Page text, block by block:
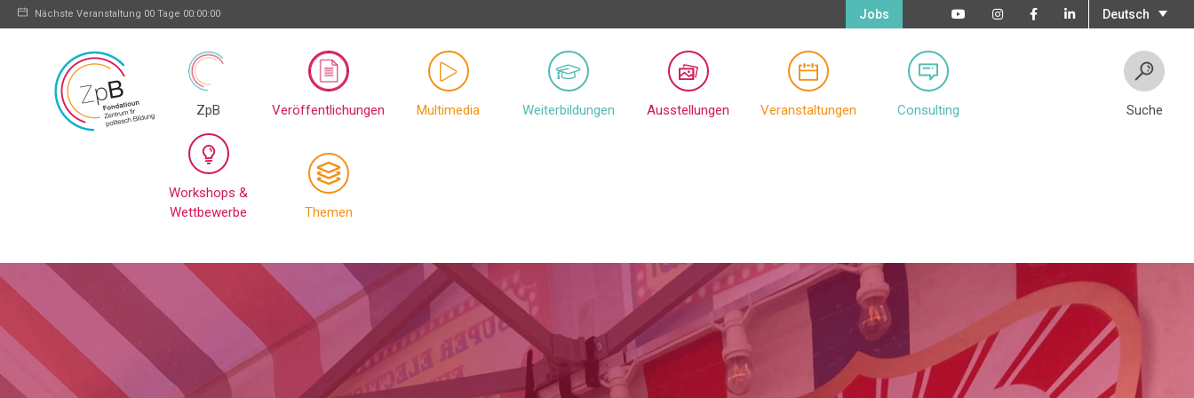
Nächste Veranstaltung 00 Tage 00:00:00 Deutsch
Jobs
ZpB Veröffentlichungen Multimedia Weiterbildungen Ausstellungen Veranstaltungen Consulting
Workshops &
Wettbewerbe
Themen
Suche